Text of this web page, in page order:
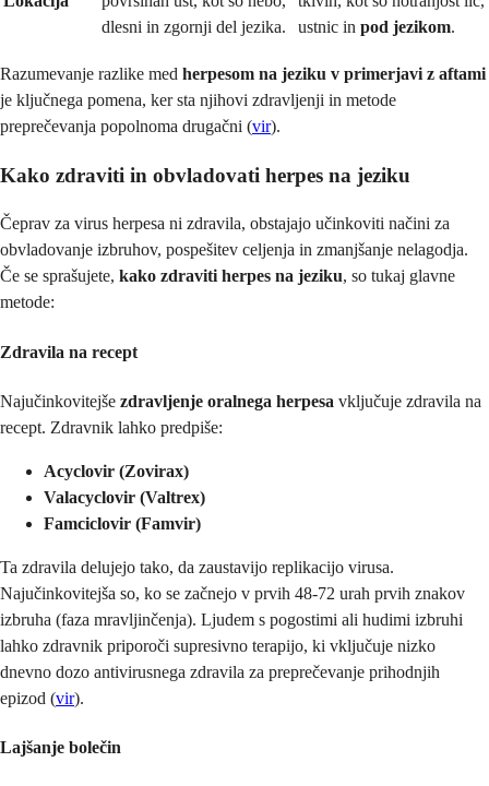
dlesni in zgornji del jezika.
ustnic in pod jezikom.
Razumevanje razlike med herpesom na jeziku v primerjavi z aftami
je ključnega pomena, ker sta njihovi zdravljenji in metode
preprečevanja popolnoma drugačni (vir).
Kako zdraviti in obvladovati herpes na jeziku
Čeprav za virus herpesa ni zdravila, obstajajo učinkoviti načini za
obvladovanje izbruhov, pospešitev celjenja in zmanjšanje nelagodja.
Če se sprašujete, kako zdraviti herpes na jeziku, so tukaj glavne
metode:
Zdravila na recept
Najučinkovitejše zdravljenje oralnega herpesa vključuje zdravila na
recept. Zdravnik lahko predpiše:
Acyclovir (Zovirax)
Valacyclovir (Valtrex)
Famciclovir (Famvir)
Ta zdravila delujejo tako, da zaustavijo replikacijo virusa.
Najučinkovitejša so, ko se začnejo v prvih 48-72 urah prvih znakov
izbruha (faza mravljinčenja). Ljudem s pogostimi ali hudimi izbruhi
lahko zdravnik priporoči supresivno terapijo, ki vključuje nizko
dnevno dozo antivirusnega zdravila za preprečevanje prihodnjih
epizod (vir).
Lajšanje bolečin